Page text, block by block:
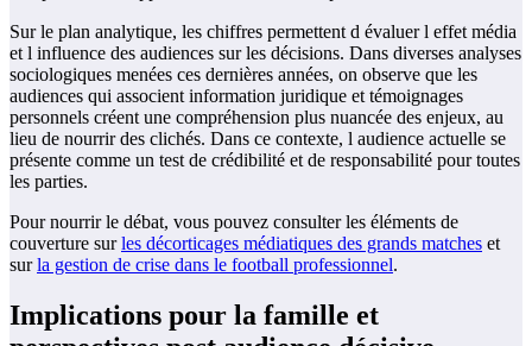
Sur le plan analytique, les chiffres permettent d évaluer l effet média
et l influence des audiences sur les décisions. Dans diverses analyses
sociologiques menées ces dernières années, on observe que les
audiences qui associent information juridique et témoignages
personnels créent une compréhension plus nuancée des enjeux, au
lieu de nourrir des clichés. Dans ce contexte, l audience actuelle se
présente comme un test de crédibilité et de responsabilité pour toutes
les parties.
Pour nourrir le débat, vous pouvez consulter les éléments de
couverture surles décorticages médiatiques des grands matches et
surla gestion de crise dans le football professionnel.
Implications pour la famille et